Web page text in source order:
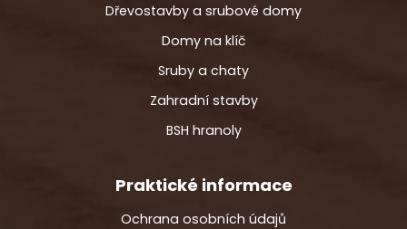
Dřevostavby a srubové domy
Domy na klíč
Sruby a chaty
Zahradní stavby
BSH hranoly
Praktické informace
Ochrana osobních údajů